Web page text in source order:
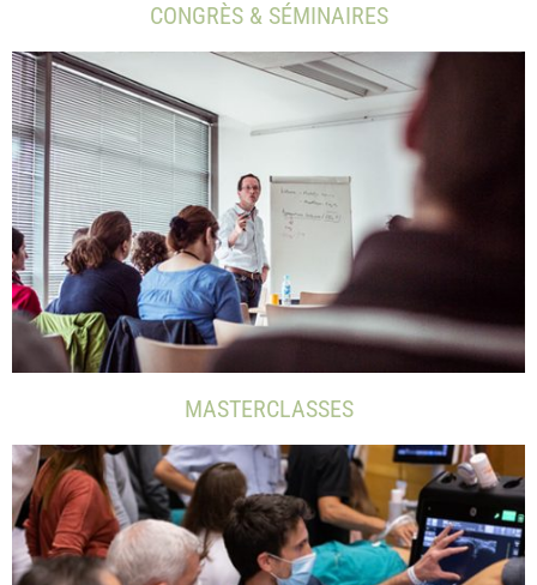
CONGRÈS & SÉMINAIRES
MASTERCLASSES